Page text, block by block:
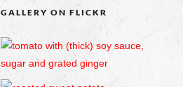
GALLERY ON FLICKR